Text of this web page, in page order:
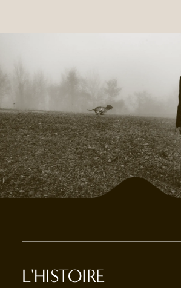
L'HISTOIRE